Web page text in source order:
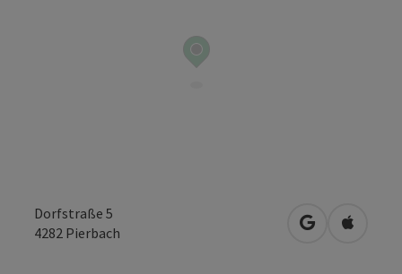
Dorfstraße 5
4282 Pierbach Otevřít vOtevřít